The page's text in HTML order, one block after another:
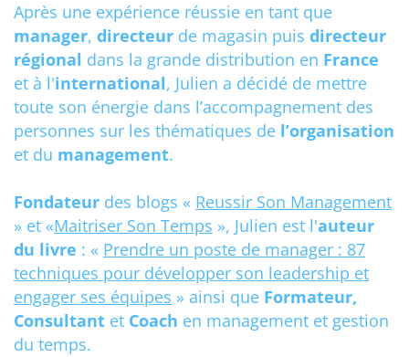
Après une expérience réussie en tant que
manager, directeur de magasin puis directeur
régional dans la grande distribution en France
et à l'international, Julien a décidé de mettre
toute son énergie dans l’accompagnement des
personnes sur les thématiques de l’organisation
et du management.
Fondateur des blogs « Reussir Son Management
» et «Maitriser Son Temps », Julien est l'auteur
du livre : « Prendre un poste de manager : 87
techniques pour développer son leadership et
engager ses équipes » ainsi que Formateur,
Consultant et Coach en management et gestion
du temps.